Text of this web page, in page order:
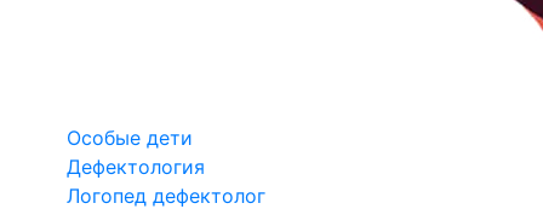
Особые дети
Дефектология
Логопед дефектолог